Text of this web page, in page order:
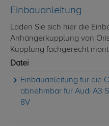
Einbauanleitung
Laden Sie sich hier die
Anhängerkupplung von
Kupplung fachgerecht
Datei
Einbauanleitung für die
abnehmbar für Audi A3
8V